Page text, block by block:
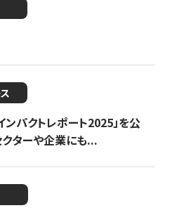
ンパクトレポート2025」を公
ターや企業にも...